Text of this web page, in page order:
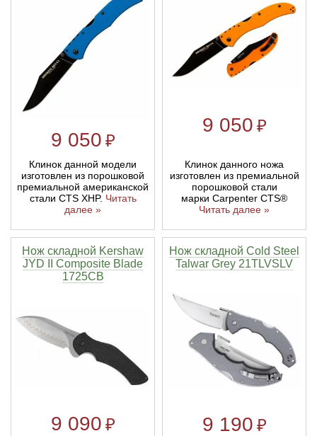
9 050 ₽
Клинок данной модели
изготовлен из порошковой
премиальной американской
стали CTS XHP. Читать
далее »
9 050 ₽
Клинок данного ножа
изготовлен из премиальной
порошковой стали
марки Carpenter CTS®
Читать далее »
Нож складной Kershaw
JYD II Composite Blade
1725CB
9 090 ₽
Нож складной Cold Steel
Talwar Grey 21TLVSLV
9 190 ₽